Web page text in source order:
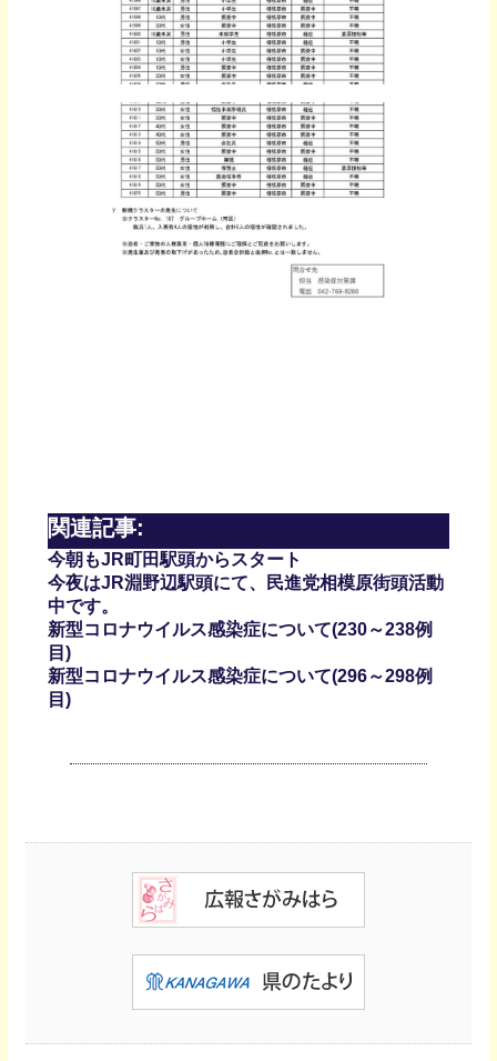
関連記事:
今朝もJR町田駅頭からスタート
今夜はJR淵野辺駅頭にて、民進党相模原街頭活動
中です。
新型コロナウイルス感染症について(230～238例
目)
新型コロナウイルス感染症について(296～298例
目)